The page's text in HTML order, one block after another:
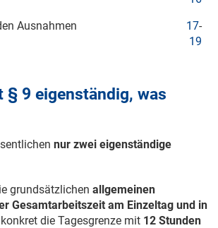
Ausnahmen 17-
19
§ 9 eigenständig, was
nur zwei eigenständige
grundsätzlichen allgemeinen
Gesamtarbeitszeit am Einzeltag und in
konkret die Tagesgrenze mit 12 Stunden